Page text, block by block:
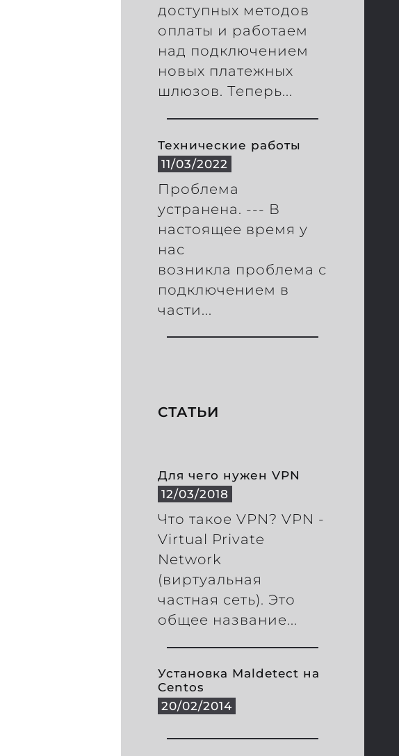
доступных методов
оплаты и работаем
над подключением
новых платежных
шлюзов. Теперь...
Технические работы
11/03/2022
Проблема
устранена. --- В
настоящее время у
нас
возникла проблема с
подключением в
части...
СТАТЬИ
Для чего нужен VPN
12/03/2018
Что такое VPN? VPN -
Virtual Private
Network
(виртуальная
частная сеть). Это
общее название...
Установка Maldetect на
Centos
20/02/2014